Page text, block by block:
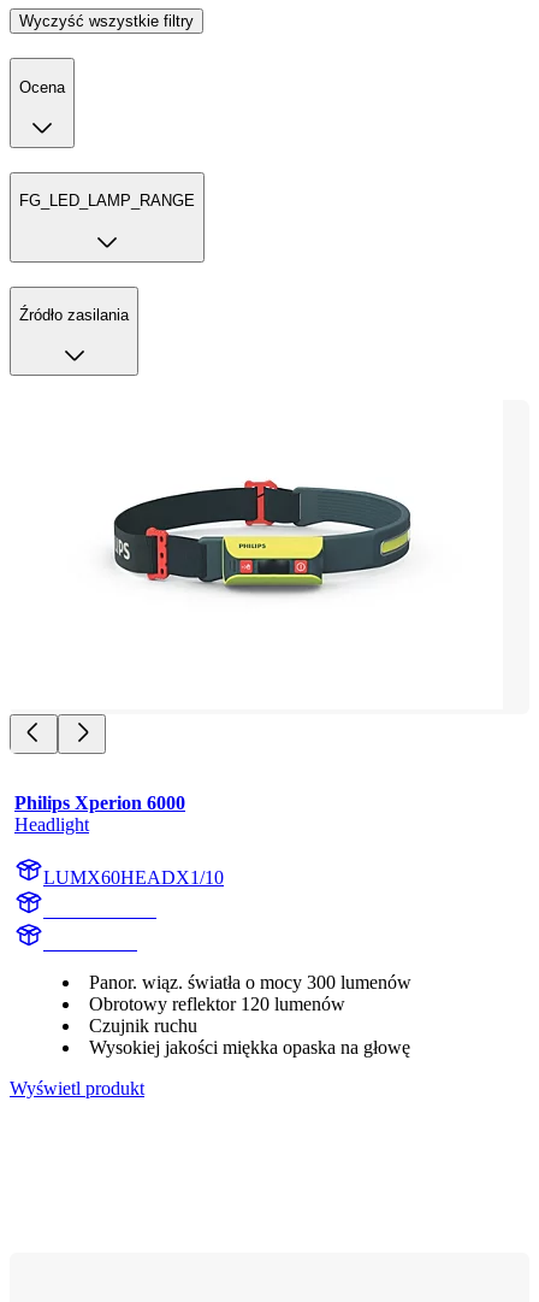
Wyczyść wszystkie filtry
Ocena
FG_LED_LAMP_RANGE
Źródło zasilania
Philips Xperion 6000
Headlight
LUMX60HEADX1/10
Panor. wiąz. światła o mocy 300 lumenów
Obrotowy reflektor 120 lumenów
Czujnik ruchu
Wysokiej jakości miękka opaska na głowę
Wyświetl produkt